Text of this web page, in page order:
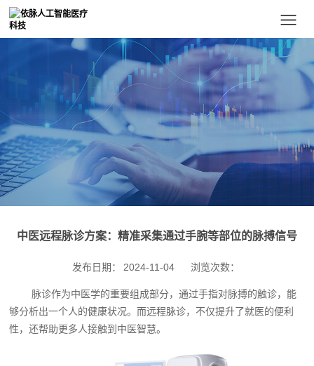
中医远程脉诊方案：精准采集通过手腕等部位的脉搏信号
发布日期： 2024-11-04 浏览次数：
脉诊作为中医学的重要组成部分，通过手指对脉搏的触诊，能
够分析出一个人的健康状况。而远程脉诊，不仅提升了就医的便利
性，还帮助更多人接触到中医智慧。